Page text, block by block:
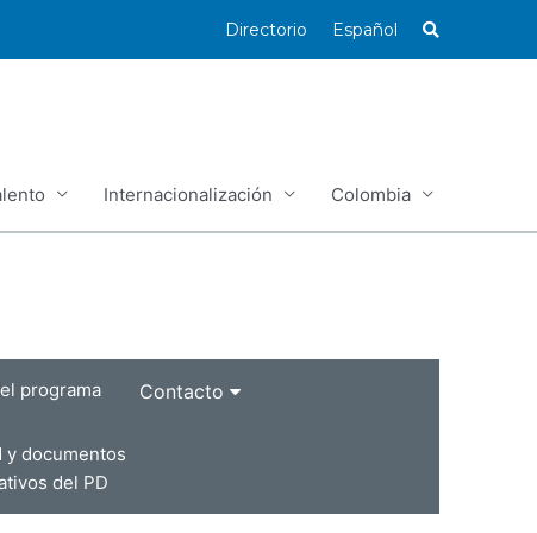
Directorio Español
Internacionalización Colombia
programa Contacto
y documentos
del PD